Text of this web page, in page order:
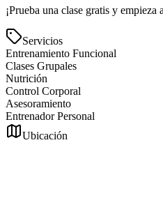
¡Prueba una clase gratis y
Servicios
Entrenamiento Funcional
Clases Grupales
Nutrición
Control Corporal
Asesoramiento
Entrenador Personal
Ubicación